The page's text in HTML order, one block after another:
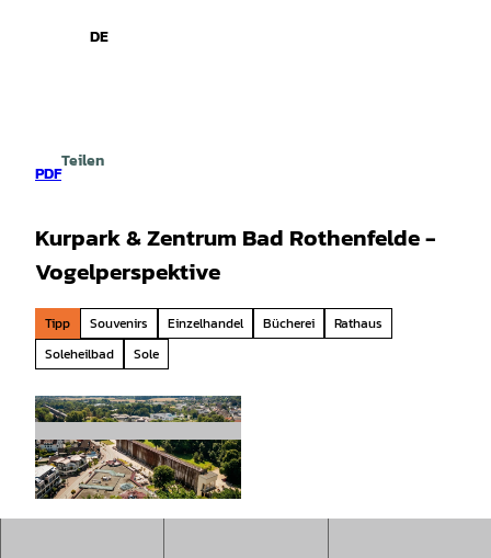
Gebärdensprache
DE
PDF
Teilen
Kurpark & Zentrum Bad Rothenfelde -
Vogelperspektive
Tipp Souvenirs Einzelhandel Bücherei
Rathaus
Soleheilbad
Sole
H, Christoph Steinweg | KI-optimiert |